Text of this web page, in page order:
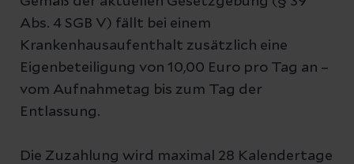
Abs. 4 SGB V) fällt bei einem
Krankenhausaufenthalt zusätzlich eine
Eigenbeteiligung von 10,00 Euro pro Tag an –
vom Aufnahmetag bis zum Tag der
Entlassung.
Die Zuzahlung wird maximal 28 Kalendertage